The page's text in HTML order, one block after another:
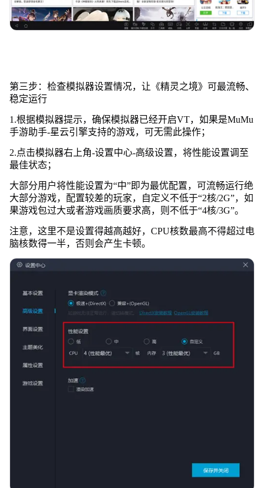
第三步：检查模拟器设置情况，让《精灵之境》可最流畅、
稳定运行
1.根据模拟器提示，确保模拟器已经开启VT，如果是MuMu
手游助手-星云引擎支持的游戏，可无需此操作；
2.点击模拟器右上角-设置中心-高级设置，将性能设置调至
最佳状态；
大部分用户将性能设置为“中”即为最优配置，可流畅运行绝
大部分游戏，配置较差的玩家，自定义不低于“2核/2G”，如
果游戏包过大或者游戏画质要求高，则不低于“4核/3G”。
注意，这里不是设置得越高越好，CPU核数最高不得超过电
脑核数得一半，否则会产生卡顿。